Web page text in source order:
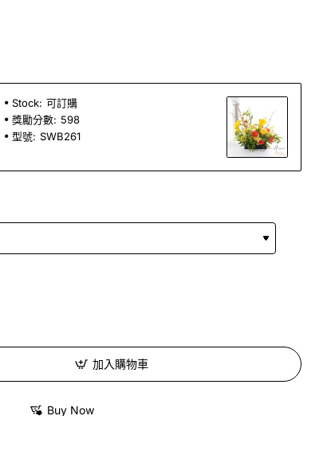
Stock: 可訂購
獎勵分數: 598
型號: SWB261
加入購物車
Buy Now